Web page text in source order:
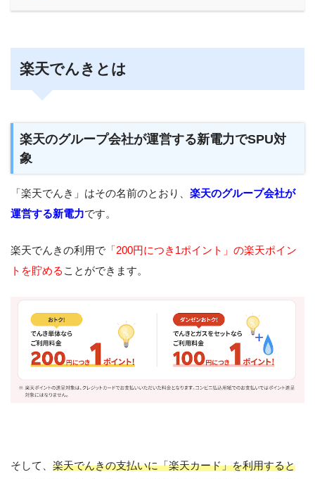
楽天でんきとは
楽天のグループ会社が運営する新電力でSPU対
象
「楽天でんき」はその名前のとおり、 楽天のグループ会社が
運営する新電力です。
楽天でんきの利用で 「200円につき1ポイント」の楽天ポイン
トを貯める ことができます。
そして、 楽天でんきの支払いに「楽天カード」を利用すると